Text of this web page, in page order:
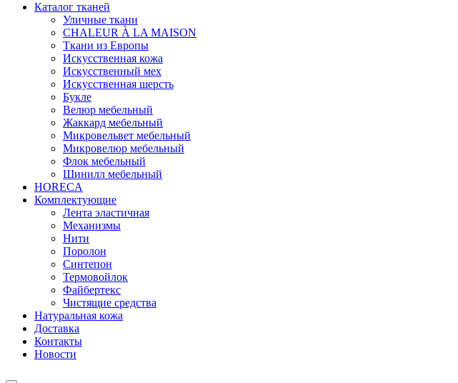
Каталог тканей
Уличные ткани
CHALEUR À LA MAISON
Ткани из Европы
Искусственная кожа
Искусственный мех
Искусственная шерсть
Букле
Велюр мебельный
Жаккард мебельный
Микровельвет мебельный
Микровелюр мебельный
Флок мебельный
Шинилл мебельный
HORECA
Комплектующие
Лента эластичная
Механизмы
Нити
Поролон
Синтепон
Термовойлок
Файбертекс
Чистящие средства
Натуральная кожа
Доставка
Контакты
Новости